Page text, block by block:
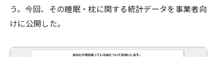
う。今回、その睡眠・枕に関する統計データを事業者向
けに公開した。